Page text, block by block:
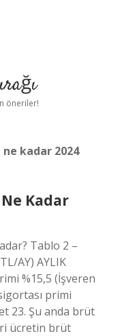
öneriler!
kadar 2024
Kadar
Tablo 2 –
AY) AYLIK
%15,5 (İşveren
primi
23. Şu anda brüt
ücretin brüt